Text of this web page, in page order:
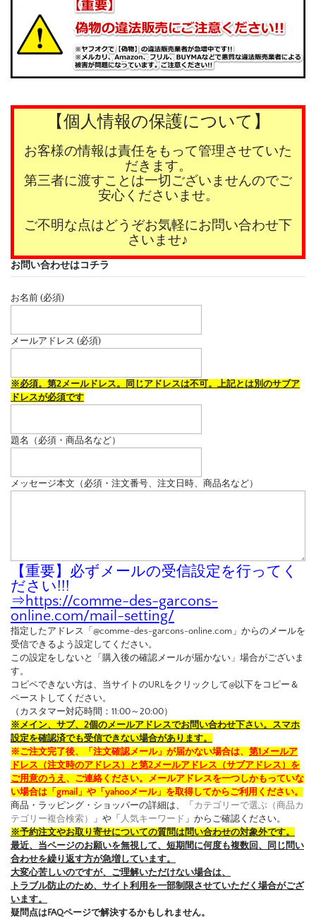
【個人情報の保護について】
お客様の情報は責任をもって管理させていた
だきます。
第三者に渡すことは一切ございませんのでご
安心くださいませ。
ご不明な点はどうぞお気軽にお問い合わせ下
さいませ♪
お問い合わせはコチラ
お名前 (必須)
メールアドレス (必須)
※必須。第2メールドレス。同じアドレスは不可。上記とは別のサブア
ドレスが必須です
題名（必須・商品名など）
メッセージ本文（必須・注文番号、注文日時、商品名など）
【重要】必ずメールの受信設定を行ってく
ださい!!!
⇒https://comme-des-garcons-
online.com/mail-setting/
指定したアドレス「@comme-des-garcons-online.com」からのメールを
受信できるよう設定してください。
この設定をしないと「購入後の確認メールが届かない」場合がございま
す。
コピペできない方は、当サイトのURLをクリックして@以下をコピー＆
ペーストしてください。
（カスタマー対応時間：11:00～20:00）
※メイン、サブ、2個のメールアドレスでお問い合わせ下さい。スマホ
設定を確認済でも受信できない場合があります。
※ご注文完了後、「注文確認メール」が届かない場合は、 第1メールア
ドレス（注文時のアドレス）と第2メールアドレス（サブアドレス）を
ご用意のうえ 、ご連絡ください。メールアドレスを一つしかもっていな
い場合は「gmail」や「yahooメール」を取得してからご利用ください。
商品・ラッピング・ショッパーの詳細は、「 カテゴリーで選ぶ（商品カ
テゴリー複合検索）
」や「 人気キーワード 」からご確認ください。
※予約注文やお取り寄せについての質問は問い合わせの対象外です。
最近、当ページのお願いを無視して、短期間に何度も複数回、同じ問い
合わせを繰り返す方が急増しています。
大変心苦しいのですが、ご理解いただけない場合は、
トラブル防止のため、サイト利用を一部制限させていただく場合がござ
います。
疑問点はFAQページで解決するかもしれません。